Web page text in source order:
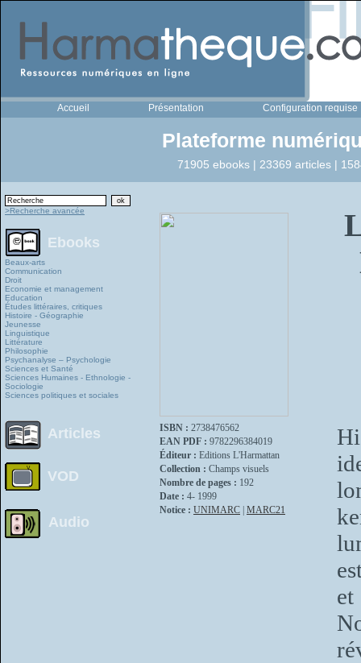
Accueil Présentation Configuration requise
Plateforme
71905 ebooks | 23369 articles |
>Recherche avancée
Ebooks
Beaux-arts
Communication
Droit
Economie et management
Education
Études littéraires, critiques
Histoire - Géographie
Jeunesse
Linguistique
Littérature
Philosophie
Psychanalyse – Psychologie
Sciences et Santé
Sciences Humaines - Ethnologie -
Sociologie
Sciences politiques et sociales
Articles
VOD
Audio
ISBN : 2738476562
EAN PDF : 9782296384019
Éditeur : Editions L'Harmattan
Collection : Champs visuels
Nombre de pages : 192
Date : 4- 1999
Notice : UNIMARC MARC21
et